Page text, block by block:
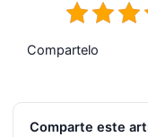
Compartelo
Comparte este